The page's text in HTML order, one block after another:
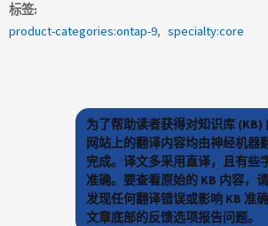
标签
product-categories:ontap-9
specialty:core
为了帮助读者获得对知识库 (KB)
网站上的翻译内容均由神经机器
完成。译文多采用直译，且有些
准确。要查看原始的 KB 内容，
发现任何翻译错误或影响 KB 准
文章底部的反馈选项报告问题。